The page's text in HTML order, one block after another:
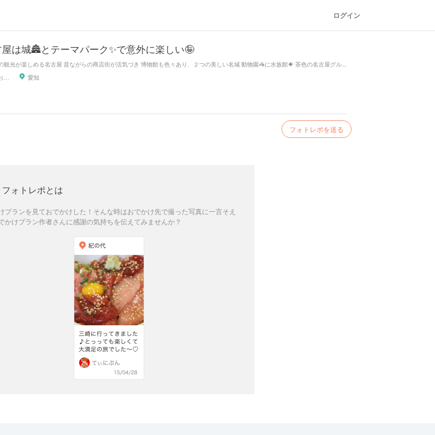
ログイン
は城🏯とテーマパーク✨で意外に楽しい🤪
観光が楽しめる名古屋 昔ながらの商店街が活気づき 博物館も色々あり、２つの美しい名城 動物園🦓に水族館🐠 茶色の名古屋グル...
愛知
フォトレポを送る
フォトレポとは
プランを見ておでかけした！そんな時はおでかけ先で撮った写真に一言そえ
かけプラン作者さんに感謝の気持ちを伝えてみませんか？